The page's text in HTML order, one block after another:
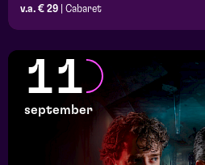
v.a. € 29
Cabaret
11
september